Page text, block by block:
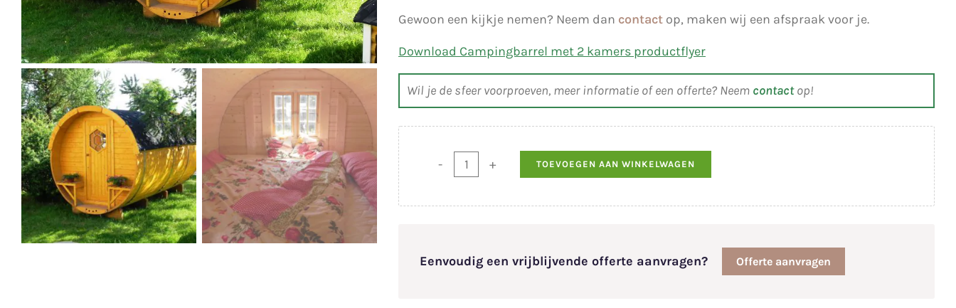
Gewoon een kijkje nemen? Neem dan contact op, maken wij een afspraak voor je.
Download Campingbarrel met 2 kamers productflyer
Wil je de sfeer voorproeven, meer informatie of een offerte? Neem contactop!
Campingbarrel
2
TOEVOEGEN AAN WINKELWAGEN
Eenvoudig een vrijblijvende offerte aanvragen? Offerte aanvragen